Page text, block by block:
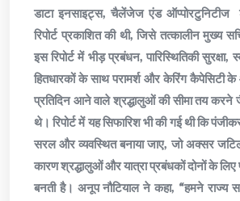
डाटा इनसाइट्स, चैलेंजेज एंड ऑप्पोरटुनिटीज
रिपोर्ट प्रकाशित की थी, जिसे तत्कालीन मुख्य
इस रिपोर्ट में भीड़ प्रबंधन, पारिस्थितिकी सुरक्षा,
हितधारकों के साथ परामर्श और केरिंग कैपेसिटी
प्रतिदिन आने वाले श्रद्धालुओं की सीमा तय
थे। रिपोर्ट में यह सिफारिश भी की गई थी कि
सरल और व्यवस्थित बनाया जाए, जो अक्सर
कारण श्रद्धालुओं और यात्रा प्रबंधकों दोनों के लिए
बनती है। अनूप नौटियाल ने कहा, “हमने राज्य